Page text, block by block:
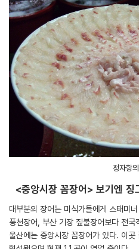
정자항
<중앙시장 꼼장어> 보기엔 징
대부분의 장어는 미식가들에게 스태미
풍천장어, 부산 기장 짚불장어보다 전
울산에는 중앙시장 꼼장어가 있다. 이